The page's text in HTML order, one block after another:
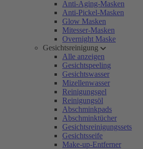
Anti-Aging-Masken
Anti-Pickel-Masken
Glow Masken
Mitesser-Masken
Overnight Maske
Gesichtsreinigung
Alle anzeigen
Gesichtspeeling
Gesichtswasser
Mizellenwasser
Reinigungsgel
Reinigungsöl
Abschminkpads
Abschminktücher
Gesichtsreinigungssets
Gesichtsseife
Make-up-Entferner